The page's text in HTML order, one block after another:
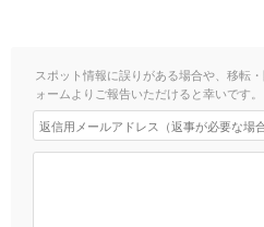
スポット情報に誤りがある場合や、移転
ォームよりご報告いただけると幸いです。